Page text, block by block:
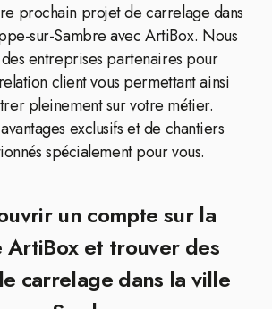
prochain projet de carrelage dans
sur-Sambre avec ArtiBox. Nous
entreprises partenaires pour
client vous permettant ainsi
pleinement sur votre métier.
exclusifs et de chantiers
spécialement pour vous.
un compte sur la
ArtiBox et trouver des
carrelage dans la ville